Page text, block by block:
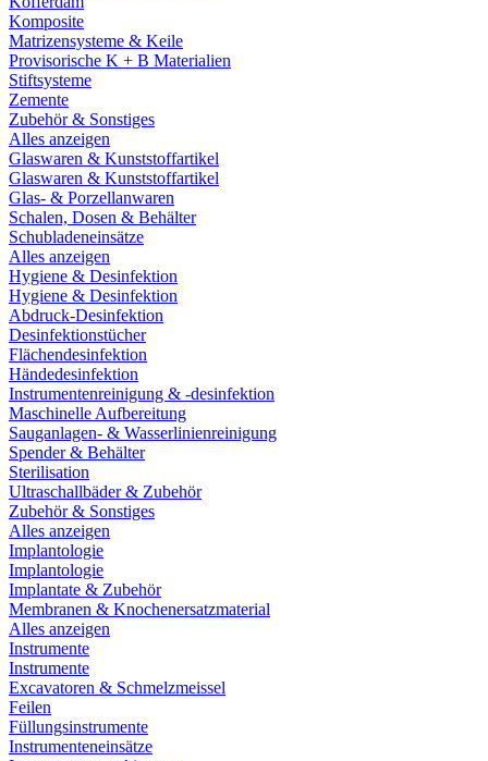
Komposite
Matrizensysteme & Keile
Provisorische K + B Materialien
Stiftsysteme
Zemente
Zubehör & Sonstiges
Alles anzeigen
Glaswaren & Kunststoffartikel
Glaswaren & Kunststoffartikel
Glas- & Porzellanwaren
Schalen, Dosen & Behälter
Schubladeneinsätze
Alles anzeigen
Hygiene & Desinfektion
Hygiene & Desinfektion
Abdruck-Desinfektion
Desinfektionstücher
Flächendesinfektion
Händedesinfektion
Instrumentenreinigung & -desinfektion
Maschinelle Aufbereitung
Sauganlagen- & Wasserlinienreinigung
Spender & Behälter
Sterilisation
Ultraschallbäder & Zubehör
Zubehör & Sonstiges
Alles anzeigen
Implantologie
Implantologie
Implantate & Zubehör
Membranen & Knochenersatzmaterial
Alles anzeigen
Instrumente
Instrumente
Excavatoren & Schmelzmeissel
Feilen
Füllungsinstrumente
Instrumenteneinsätze